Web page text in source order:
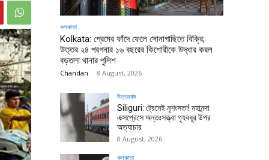
কলকাতা
Kolkata: প্রেমের ফাঁদে ফেলে সোনাগাছিতে বিক্রি;
উত্তর ২৪ পরগনার ১৬ বছরের কিশোরীকে উদ্ধার করল
বড়তলা থানার পুলিশ
Chandan - 8 August, 2026
উত্তরবঙ্গ
Siliguri: ট্রেনেই নৃশংসতা! মহানন্দা
এক্সপ্রেসে অন্তঃসত্ত্বা গৃহবধূর উপর
অত্যাচার
8 August, 2026
কলকাতা